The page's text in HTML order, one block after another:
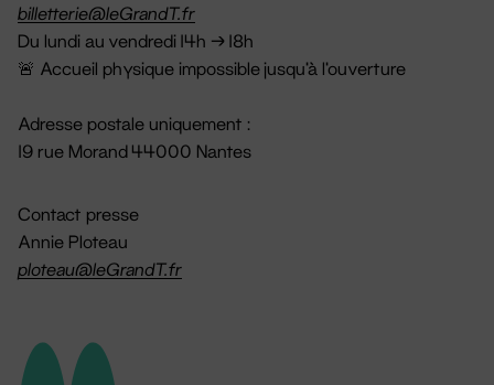
billetterie@leGrandT.fr
Du lundi au vendredi 14h → 18h
🚨 Accueil physique impossible jusqu'à l'ouverture
Adresse postale uniquement :
19 rue Morand 44000 Nantes
Contact presse
Annie Ploteau
ploteau@leGrandT.fr